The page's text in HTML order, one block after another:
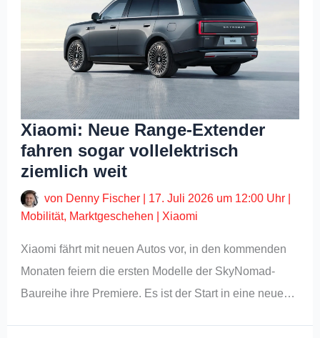
Xiaomi: Neue Range-Extender
fahren sogar vollelektrisch
ziemlich weit
von Denny Fischer 17. Juli 2026 um 12:00 Uhr
Mobilität, Marktgeschehen Xiaomi
Xiaomi fährt mit neuen Autos vor, in den kommenden
Monaten feiern die ersten Modelle der SkyNomad-
Baureihe ihre Premiere. Es ist der Start in eine neue…